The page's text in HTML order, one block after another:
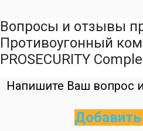
Вопросы и отзывы
Противоугонный
PROSECURITY
Напишите Ваш вопрос